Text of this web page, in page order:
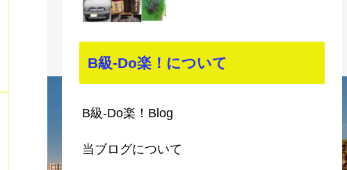
B級-Do楽！について
B級-Do楽！Blog
当ブログについて